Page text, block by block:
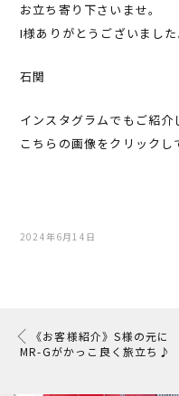
お立ち寄り下さいませ。
I様ありがとうございました
石関
インスタグラムでもご紹介
こちらの画像をクリックし
2024年6月14日
《お客様紹介》S様の元に
MR-Gがかっこ良く旅立ち♪